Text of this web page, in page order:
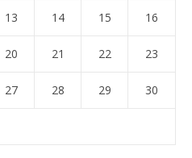
13 14 15 16
20 21 22 23
27 28 29 30